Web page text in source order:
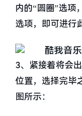
内的“圆圈”选项
选项，即可进行
3、紧接着将会
位置，选择完毕
图所示：